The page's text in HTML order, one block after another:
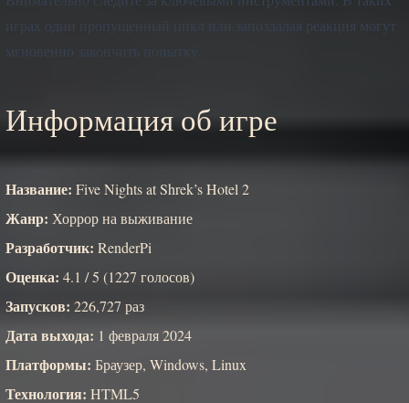
играх один пропущенный цикл или запоздалая реакция могут
мгновенно закончить попытку.
Информация об игре
Название: Five Nights at Shrek’s Hotel 2
Жанр: Хоррор на выживание
Разработчик: RenderPi
Оценка: 4.1 / 5 (1227 голосов)
Запусков: 226,727 раз
Дата выхода: 1 февраля 2024
Платформы: Браузер, Windows, Linux
Технология: HTML5